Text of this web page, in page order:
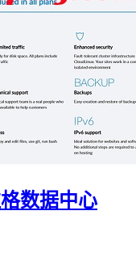
数据中心